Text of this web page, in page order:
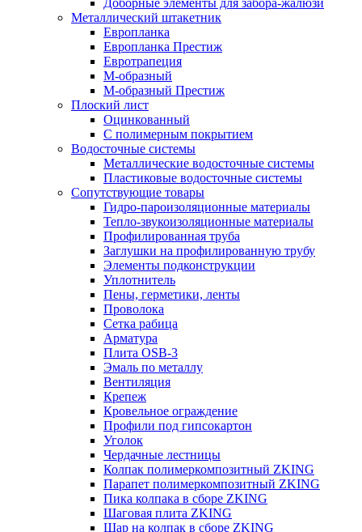
Доборные элементы для забора-жалюзи
Металлический штакетник
Европланка
Европланка Престиж
Евротрапеция
М-образный
М-образный Престиж
Плоский лист
Оцинкованный
С полимерным покрытием
Водосточные системы
Металлические водосточные системы
Пластиковые водосточные системы
Сопутствующие товары
Гидро-пароизоляционные материалы
Тепло-звукоизоляционные материалы
Профилированная труба
Заглушки на профилированную трубу
Элементы подконструкции
Уплотнитель
Пены, герметики, ленты
Проволока
Сетка рабица
Арматура
Плита OSB-3
Эмаль по металлу
Вентиляция
Крепеж
Кровельное ограждение
Профили под гипсокартон
Уголок
Чердачные лестницы
Колпак полимеркомпозитный ZKING
Парапет полимеркомпозитный ZKING
Пика колпака в сборе ZKING
Шаговая плита ZKING
Шар на колпак в сборе ZKING